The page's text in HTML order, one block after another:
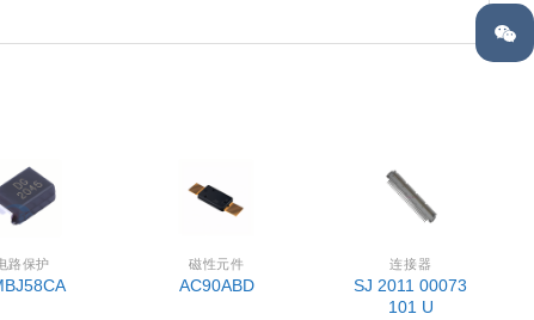
路保护 磁性元件
AC90ABD
连接器
SJ 2011 00073
101 U